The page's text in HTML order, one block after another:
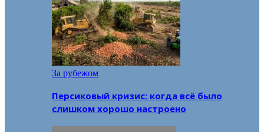
За рубежом
Персиковый кризис: когда всё было
слишком хорошо настроено